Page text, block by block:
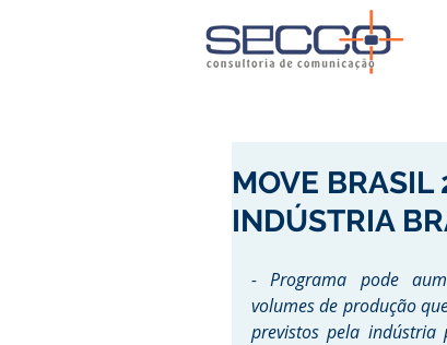
MOVE BRASIL
INDÚSTRIA
- Programa pode
volumes de produção
previstos pela indústria